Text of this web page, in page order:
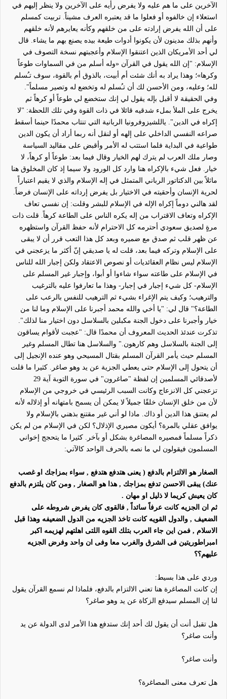
الآخرين على ما هم عليه ولا يفرض رأيه على الآخرين ولا ينظر إليهم في
استعلاء إن خالفوه أو فعلوا ما قد يعتبره العرف مشيناً. تربيت كمسلم
على أن الله يفرض إرادته على من خلقهم وكأنه يعايرهم لأنه خلقهم
وأنهم بذلك مدينون لأن يكونوا أدوات طيعة بيده يصنع بهم ما يشاء. قال
لي أحد الأمريكان الذين اعتنقوا الإسلام وأعجبتهم نسخة التصوف في
الإسلام: "إن الله يقول في القرآن «وله أسلم من في السماوات طوعاً
وكرها»؛ وهذا يراد به أنك شئت أم أبيت، بالذوق أم بالقوة، سوف تـُسلم
لله؛ وعليه، ومن الأحسن لك أن تـُسلم له وتخضع له وتصير مسلماً".
وفي الحقيقة لا أقبل بإله يقول لي إنك ستخضع لي طوعاً أو كرهاً ثم
يخرج على الملأ بملء شدقيه قائلا في ذات القوة وفي تلك اللحظة: "لا
إكراه في الدين". ياللشيزوفرونيا الربانية التي تنتاب محمدًا حينما أسقط
صراعه النفسي الداخلي على إلهه أو لنقل أنه ربما أراد أن يكون الدين
طواعية في البداية فلما استتب له الأمر وأقبض على مقاليد السياسة
وصار ملك العرب لم يترك لهم الخيار وقال فيما بعد: طوعاً أو كرهاً، لا
خيار. فعل شيء بالإكراه هنا وارد كل الورود ولا سيما إذ كان المخلوق هنا
ماثلاًبين الدكتاتور الرباني المتمثل في إله الإسلام والذي لا يقيم اعتبار اً
لحرية الإنسان وأحقيته في الاختيار بل يفرض إرداته على الإنسان فرضاً.
لقد هالني دوماً إكراه الإله في الإسلام للبشر وقلت: إن نفسي تعاف
الإكراه وتعاف الاقتراب من إله يكره الناس على الطاعة كرهاً. قلت ذات
مرةٍ لصديق سعودي أحترمه كل الاحترام لأنه حفظ القرآن واستظهره
عن ظهر قلب ثم صدق مع ضميره وبعد كل هذا التعب قرر أن لا يبقى
على الإسلام وتركه فيما بعد، قلت له يا صديقي إنّ أكثر ما يزعجني في
الإسلام ليس نظام العقائديات أو نصوص الاعتقاد ولكن إجبار الله للناس
في الإسلام على طاعته سواء شاءوا أو أبوا، وإجبار غير المسلم على
الإسلام- كل شيء إجبار في إجبار- وهذا ما تعارفوا عليه بالترغيب
والترهيب؛ وكيف يتم الإغراء بشيء ثم الترهيب للنفس بالرعب على
الطاعة؟" قال لي: "يا أخي والله محمد أجبرنا على الإسلام وما لنا من
خيار وأجبرنا على دخول الجنة مكبلين بالسلاسل دون اختيار منا لذلك".
تذكرت عندئذ الحديث المعروف أن محمدًا قال: "عجبت لأقوام يساقون
إلى الجنة بالسلاسل وهم كارهون‏.‏" والسلاسل هنا تطال المسلم وغير
المسلم حيث يأمر القرآن المسلم بقتال المسيحي وهو عنده الإنجيل إلى
أن يتحول إلى الإسلام حتى يعطي الجزية عن يد وهو صاغر. كثيرا ما قلت
لأصدقائي المسلمين إن لفظة "صاغرون" في سورة التوبة آية 29
تزعجني كل الانزعاج وكانت السبب الرئيسي في خروجي من الإسلام
لأن من خلق الإنسان خلقًا جميلاً لا يمكن أن يسمح بامتهانه أو إذلاله لأنه
لم يعتنق هذا الدين أو ذاك. ماذا لو أني غير مقتنع بذهني بالإسلام ولا
يوافق عقلي بالمرة؟ أيكون مصيري الإذلال؟ لكن في الإسلام من لم يكن
ذكر اً مسلماً فمصيره المصاغرة بشكل أو بآخر. كثيرا ما يتحجج إخواني
المسلمون فيقولون لي ما نصه بالحرف الواحد كالآتي:
الصغار هو الالتزام بالدفع ( يعنى هتدفع هتدفع , سواء بمزاجك او غصب
عنك) يبقى الاحسن تدفع بمزاجك , هذا هو الصغار , ومن كان يلتزم بالدفع
كان يعيش كريما لا ذليل او مهان .
ثم ان الجزيه كانت عرفاً سائداً , فالقوى كان يفرض شروطه على
الضعيف , والدول القويه كانت تاخذ الجزيه من الدول الضعيفه وهذا قبل
الاسلام , فمن اين جاء العرب بتلك القوه اللتى اهلتهم لهزيمه اكبر
امبراطور يتين فى الشرق والغرب معا وفى ان واحد وفرض الجزيه
عليهم؟؟
وردي على هذا بسيط:
إن كانت المصاغرة هنا تعني الالتزام بالدفع، فلماذا لم نسمع القرآن يقول
لنا إن المسلم سيدفع الزكاة عن يد وهو صاغر؟
هل تقبل أنت أن يقول لك أحد إنك ستدفع هذا الأمر لدى الدولة عن يد
وأنت صاغر؟
وأنت صاغر؟
هل تعرف معنى المصاغرة؟